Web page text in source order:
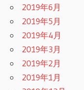
2019年6月
2019年5月
2019年4月
2019年3月
2019年2月
2019年1月